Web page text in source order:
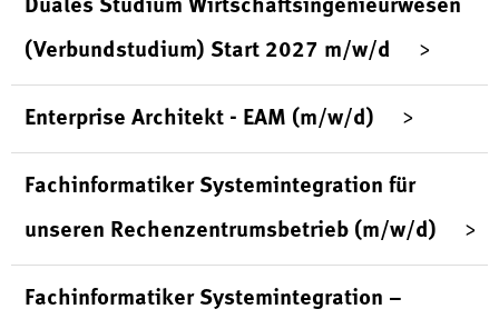
Duales Studium Wirtschaftsingenieurwesen
(Verbundstudium) Start 2027 m/w/d
Enterprise Architekt - EAM (m/w/d)
Fachinformatiker Systemintegration für
unseren Rechenzentrumsbetrieb (m/w/d)
Fachinformatiker Systemintegration –